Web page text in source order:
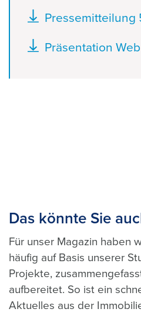
Dokument
Pressemitteilung
Dokument
Präsentation
Das könnte Sie
Für unser Magazin haben
häufig auf Basis unserer
Projekte,
aufbereitet. So ist ein
Aktuelles aus der